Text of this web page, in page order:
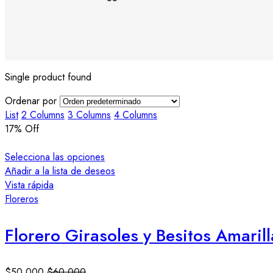
Single product found
Ordenar por
List 2 Columns 3 Columns 4 Columns
17% Off
Selecciona las opciones
Añadir a la lista de deseos
Vista rápida
Floreros
Florero Girasoles y Besitos